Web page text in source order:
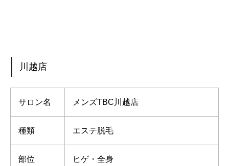
川越店
サロン名 メンズTBC川越店
種類 エステ脱毛
部位 ヒゲ・全身